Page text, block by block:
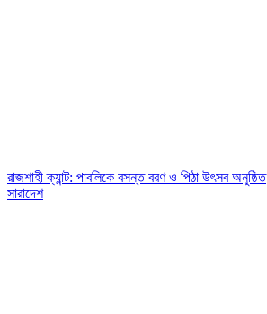
রাজশাহী ক্যান্ট: পাবলিকে বসন্ত বরণ ও পিঠা উৎসব অনুষ্ঠিত
সারাদেশ